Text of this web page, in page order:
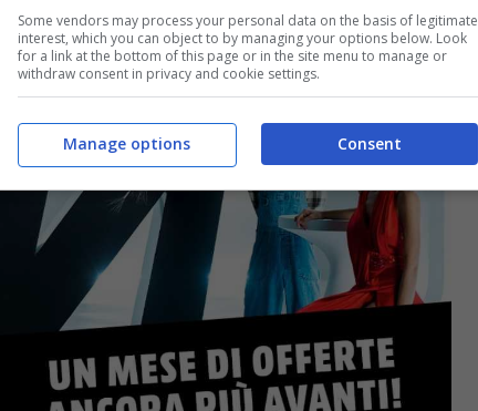
Some vendors may process your personal data on the basis of legitimate
interest, which you can object to by managing your options below. Look
for a link at the bottom of this page or in the site menu to manage or
withdraw consent in privacy and cookie settings.
Consent
Manage options